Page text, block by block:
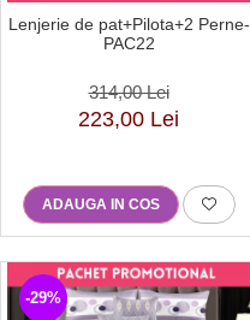
Lenjerie de pat+Pilota+2 Perne-
PAC22
314,00 Lei
223,00 Lei
ADAUGA IN COS
-29%